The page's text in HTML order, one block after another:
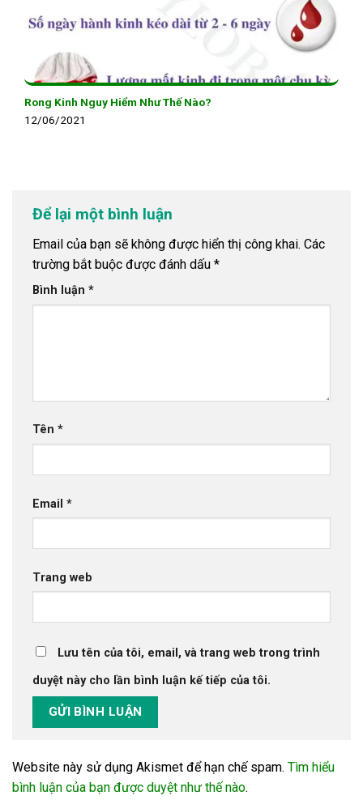
Rong Kinh Nguy Hiểm Như Thế Nào?
12/06/2021
Để lại một bình luận
Email của bạn sẽ không được hiển thị công khai. Các
trường bắt buộc được đánh dấu *
Bình luận *
Tên *
Email *
Trang web
Lưu tên của tôi, email, và trang web trong trình
duyệt này cho lần bình luận kế tiếp của tôi.
Website này sử dụng Akismet để hạn chế spam. Tìm hiểu
bình luận của bạn được duyệt như thế nào.